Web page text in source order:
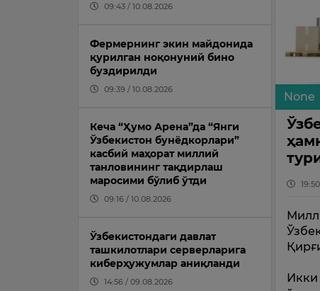
09:43 / 10.08.2026
Фермернинг экин майдонида
қурилган ноқонуний бино
буздирилди
09:39 / 10.08.2026
Кеча “Ҳумо Арена”да “Янги
Ўзбекистон бунёдкорлари”
касбий маҳорат миллий
танловининг тақдирлаш
маросими бўлиб ўтди
09:16 / 10.08.2026
Ўзбекистондаги давлат
ташкилотлари серверларига
киберҳужумлар аниқланди
14:56 / 09.08.2026
None
Икки